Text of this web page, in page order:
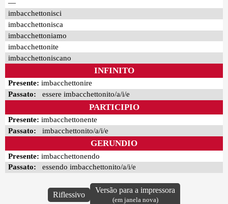
—
imbacchettonisci
imbacchettonisca
imbacchettoniamo
imbacchettonite
imbacchettoniscano
INFINITO
Presente: imbacchettonire
Passato: essere imbacchettonito/a/i/e
PARTICIPIO
Presente: imbacchettonente
Passato: imbacchettonito/a/i/e
GERUNDIO
Presente: imbacchettonendo
Passato: essendo imbacchettonito/a/i/e
Riflessivo
Versão para a impressora
(em janela nova)